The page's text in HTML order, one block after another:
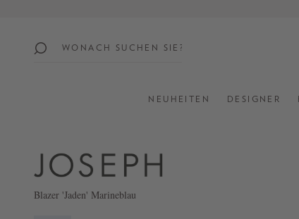
UP
TO
60%
NEUHEITEN DESIGNER
Blazer 'Jaden' Marineblau